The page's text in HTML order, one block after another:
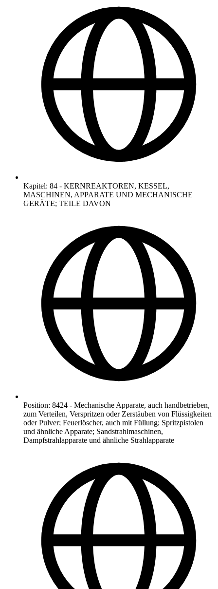
Kapitel: 84 - KERNREAKTOREN, KESSEL,
MASCHINEN, APPARATE UND MECHANISCHE
GERÄTE; TEILE DAVON
Position: 8424 - Mechanische Apparate, auch handbetrieben,
zum Verteilen, Verspritzen oder Zerstäuben von Flüssigkeiten
oder Pulver; Feuerlöscher, auch mit Füllung; Spritzpistolen
und ähnliche Apparate; Sandstrahlmaschinen,
Dampfstrahlapparate und ähnliche Strahlapparate